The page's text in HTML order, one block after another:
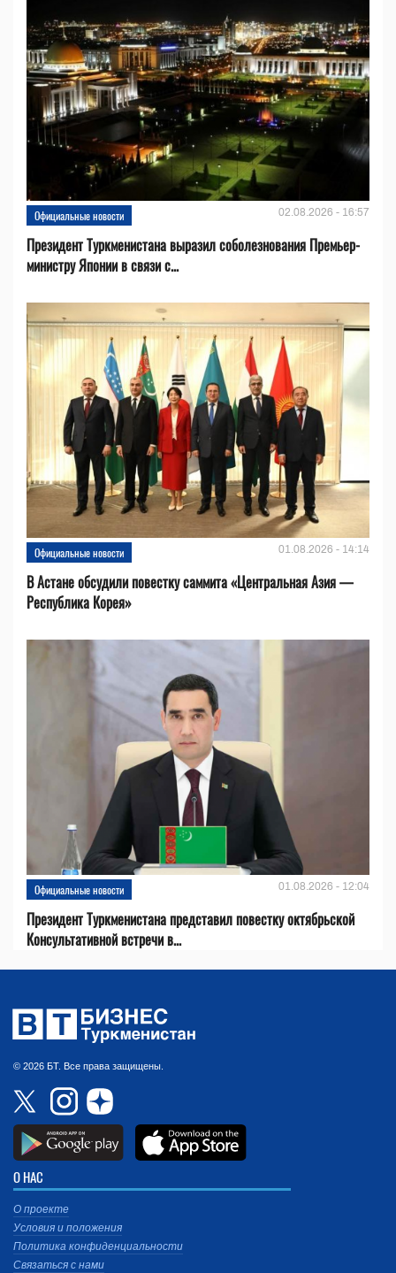
Официальные новости 02.08.2026 - 16:57
Президент Туркменистана выразил соболезнования Премьер-
министру Японии в связи с...
Официальные новости 01.08.2026 - 14:14
В Астане обсудили повестку саммита «Центральная Азия —
Республика Корея»
Официальные новости 01.08.2026 - 12:04
Президент Туркменистана представил повестку октябрьской
Консультативной встречи в...
© 2026 БТ. Все права защищены.
О НАС
О проекте
Условия и положения
Политика конфиденциальности
Связаться с нами